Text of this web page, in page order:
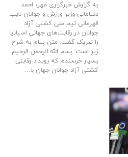
به گزارش خبرگزاری مهر، احمد
دنیامالی وزیر ورزش و جوانان نایب
قهرمانی تیم ملی کشتی آزاد
جوانان در رقابت‌های جهانی اسپانیا
را تبریک گفت. متن پیام به شرح
زیر است: بسم الله الرحمن الرحیم
بسیار خرسندم که رویداد رقابتی
کشتی آزاد جوانان جهان با…